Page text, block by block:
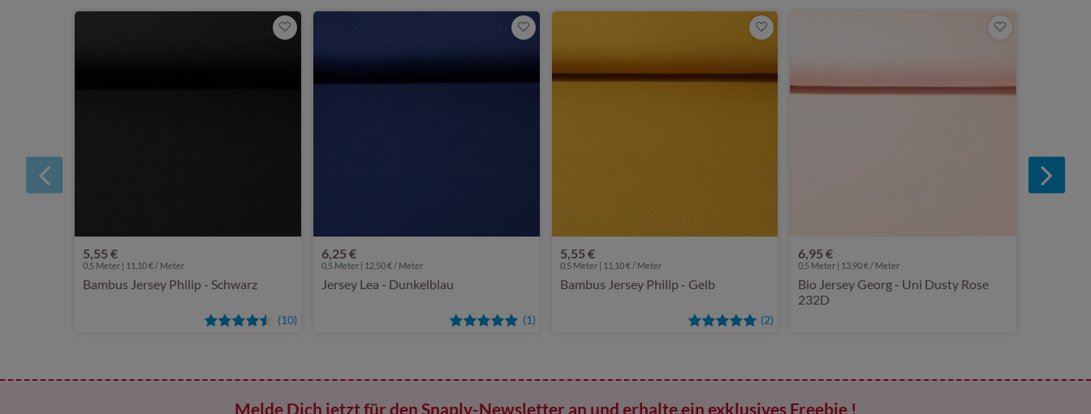
(10)
5,55 €
0,5 Meter | 11,10 € / Meter
Bambus Jersey Philip - Schwarz
(1)
6,25 €
0,5 Meter | 12,50 € / Meter
Jersey Lea - Dunkelblau
(2)
5,55 €
0,5 Meter | 11,10 € / Meter
Bambus Jersey Philip - Gelb
6,95 €
0,5 Meter | 13,90 € / Meter
Bio Jersey Georg - Uni Dusty Rose
232D
Melde Dich jetzt für den Snaply-Newsletter an und erhalte ein exklusives Freebie !